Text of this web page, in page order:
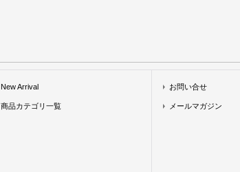
New Arrival
商品カテゴリ一覧
お問い合せ
メールマガジン